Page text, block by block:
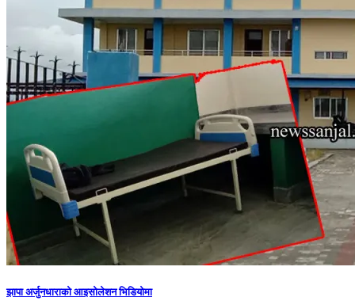
झापा अर्जुनधाराको आइसोलेशन भिडियोमा